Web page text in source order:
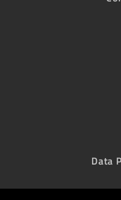
Data